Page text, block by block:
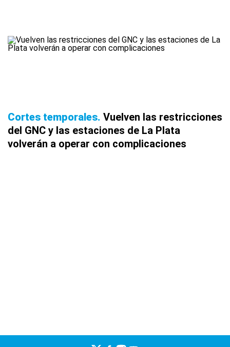
Cortes temporales Vuelven las restricciones
del GNC y las estaciones de La Plata
volverán a operar con complicaciones